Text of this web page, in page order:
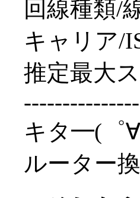
回線種類/
キャリア/
推定最大
キタ━(゜
ルーター